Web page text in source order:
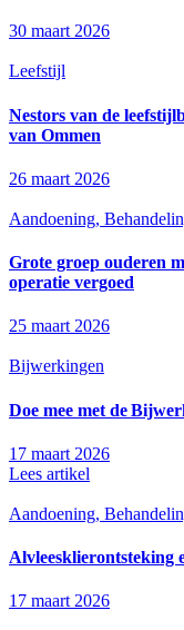
30 maart 2026
Leefstijl
Nestors van de
van Ommen
26 maart 2026
Aandoening,
Grote groep ouderen
operatie vergoed
25 maart 2026
Bijwerkingen
Doe mee met de
17 maart 2026
Lees artikel
Aandoening,
Alvleesklierontsteking
17 maart 2026